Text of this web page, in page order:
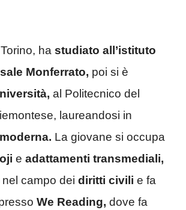
ha studiato all’istituto
Monferrato, poi si è
al Politecnico del
laureandosi in
La giovane si occupa
e adattamenti transmediali,
nel campo dei diritti civili e fa
We Reading, dove fa